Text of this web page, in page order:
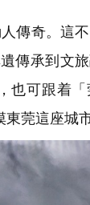
傳奇。這
傳承到文
也可跟着
莞這座城